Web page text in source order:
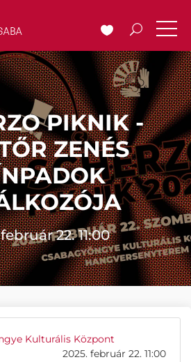
PIKNIK -
ZENÉS
22. 11:00
Kulturális Központ
2025. február 22. 11:00